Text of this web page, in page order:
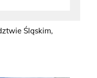
Śląskim,